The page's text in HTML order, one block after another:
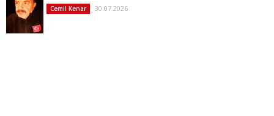
Cemil Kenar 30.07.2026